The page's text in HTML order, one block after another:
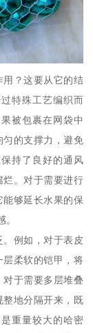
用？这要从它的结
特殊工艺编织而
被包裹在网袋中
匀的支撑力，避免
持了良好的通风
。对于需要进行
够延长水果的保
例如，对于表皮
柔软的铠甲，将
于需要多层堆叠
整地分隔开来，既
重量较大的哈密